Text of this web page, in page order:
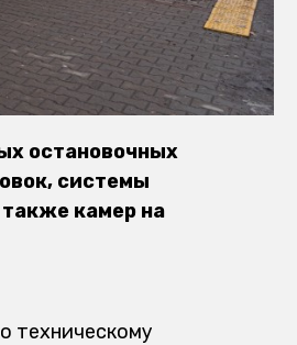
остановочных
системы
камер на
техническому